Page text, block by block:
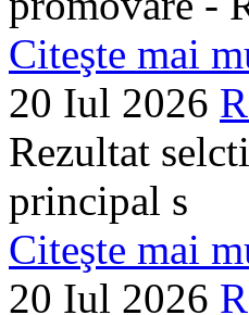
Citeşte mai
20 Iul 2026
Rezultat
principal s
Citeşte mai
20 Iul 2026